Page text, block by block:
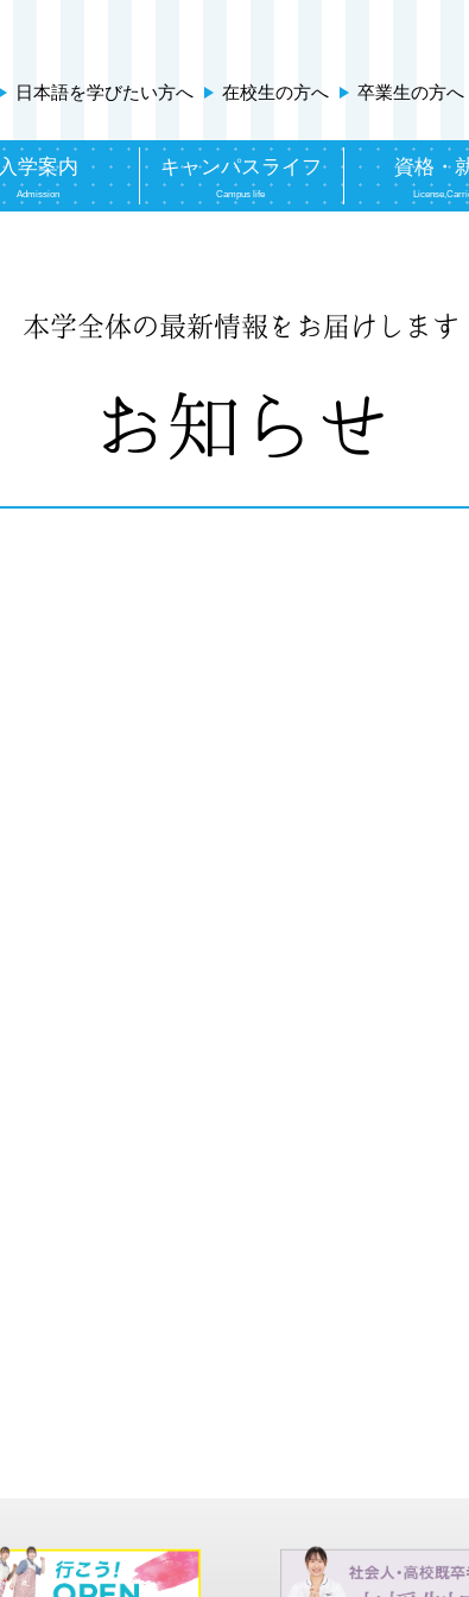
日本語を学びたい方へ 在校生の方へ 卒業生の方へ
入学案内
Admission
キャンパスライフ
Campus life
資格・
本学全体の最新情報をお届けします
お知らせ